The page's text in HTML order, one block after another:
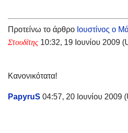
Προτείνω το άρθρο Ιουστίνος ο
Στουδίτης 10:32, 19 Ιουνίου 2009
Κανονικότατα!
PapyruS 04:57, 20 Ιουνίου 2009